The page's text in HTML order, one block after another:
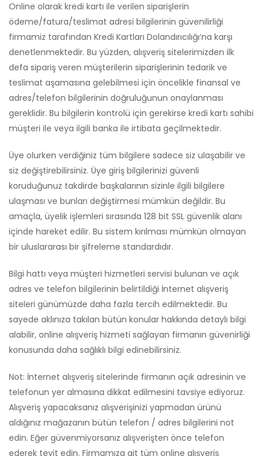
Online olarak kredi kartı ile verilen siparişlerin
ödeme/fatura/teslimat adresi bilgilerinin güvenilirliği
firmamiz tarafından Kredi Kartları Dolandırıcılığı’na karşı
denetlenmektedir. Bu yüzden, alışveriş sitelerimizden ilk
defa sipariş veren müşterilerin siparişlerinin tedarik ve
teslimat aşamasına gelebilmesi için öncelikle finansal ve
adres/telefon bilgilerinin doğruluğunun onaylanması
gereklidir. Bu bilgilerin kontrolü için gerekirse kredi kartı sahibi
müşteri ile veya ilgili banka ile irtibata geçilmektedir.
Üye olurken verdiğiniz tüm bilgilere sadece siz ulaşabilir ve
siz değiştirebilirsiniz. Üye giriş bilgilerinizi güvenli
koruduğunuz takdirde başkalarının sizinle ilgili bilgilere
ulaşması ve bunları değiştirmesi mümkün değildir. Bu
amaçla, üyelik işlemleri sırasında 128 bit SSL güvenlik alanı
içinde hareket edilir. Bu sistem kırılması mümkün olmayan
bir uluslararası bir şifreleme standardıdır.
Bilgi hattı veya müşteri hizmetleri servisi bulunan ve açık
adres ve telefon bilgilerinin belirtildiği İnternet alışveriş
siteleri günümüzde daha fazla tercih edilmektedir. Bu
sayede aklınıza takılan bütün konular hakkında detaylı bilgi
alabilir, online alışveriş hizmeti sağlayan firmanın güvenirliği
konusunda daha sağlıklı bilgi edinebilirsiniz.
Not: İnternet alışveriş sitelerinde firmanın açık adresinin ve
telefonun yer almasına dikkat edilmesini tavsiye ediyoruz.
Alışveriş yapacaksanız alışverişinizi yapmadan ürünü
aldığınız mağazanın bütün telefon / adres bilgilerini not
edin. Eğer güvenmiyorsanız alışverişten önce telefon
ederek teyit edin. Firmamıza ait tüm online alışveriş